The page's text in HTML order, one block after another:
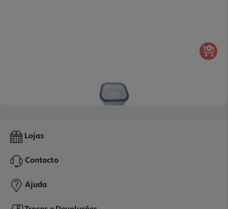
Caixa Em Vidro Quadrada Actuel Hermética Com Válvula 1.1l
5,79 €
Lojas
Contacto
Ajuda